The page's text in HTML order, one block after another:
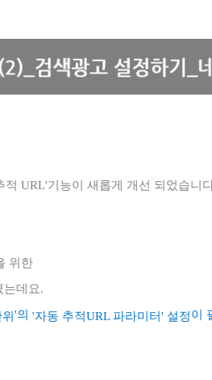
URL'기능이 새롭게 개선 되었습니
위한
는데요.
'의 '자동 추적URL 파라미터' 설정이